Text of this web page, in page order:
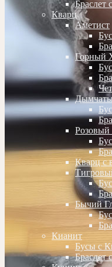
Браслет
Кварц
Аметист
Горный
Розовый
Кварц с
Бычий
Кианит
Бусы с
Браслет